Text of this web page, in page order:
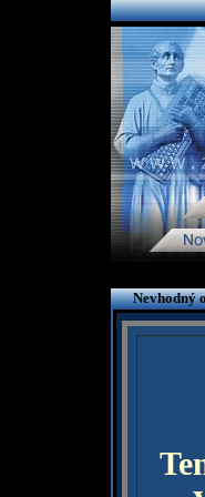
Nevhodný